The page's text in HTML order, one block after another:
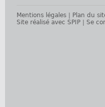
Mentions légales
Plan du
Site réalisé avec SPIP
Se